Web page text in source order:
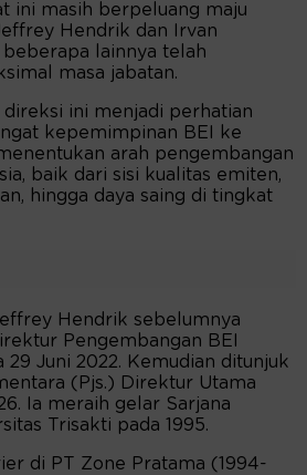
ini masih berpeluang maju
Hendrik dan Irvan
beberapa lainnya telah
masa jabatan.
direksi ini menjadi perhatian
kepemimpinan BEI ke
arah pengembangan
baik dari sisi kualitas emiten,
hingga daya saing di tingkat
Hendrik sebelumnya
Pengembangan BEI
29 Juni 2022. Kemudian ditunjuk
(Pjs.) Direktur Utama
Ia meraih gelar Sarjana
Trisakti pada 1995.
di PT Zone Pratama (1994-